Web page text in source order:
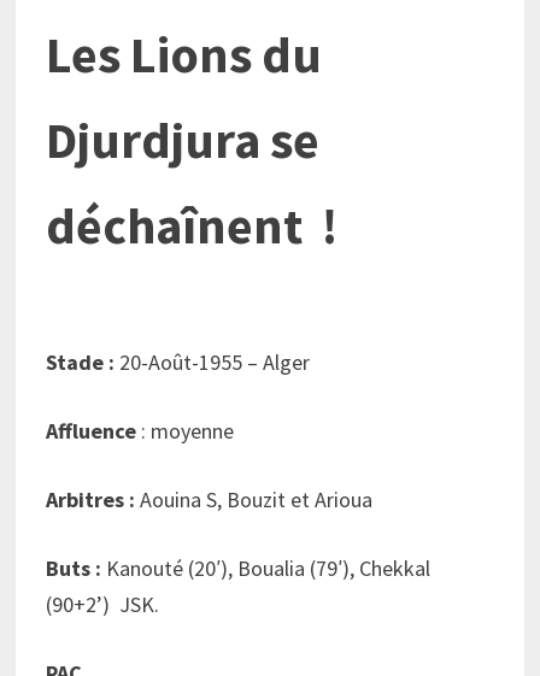
Les Lions du
Djurdjura se
déchaînent !
Stade : 20-Août-1955 – Alger
Affluence : moyenne
Arbitres : Aouina S, Bouzit et Arioua
Buts : Kanouté (20′), Boualia (79′), Chekkal
(90+2’) JSK.